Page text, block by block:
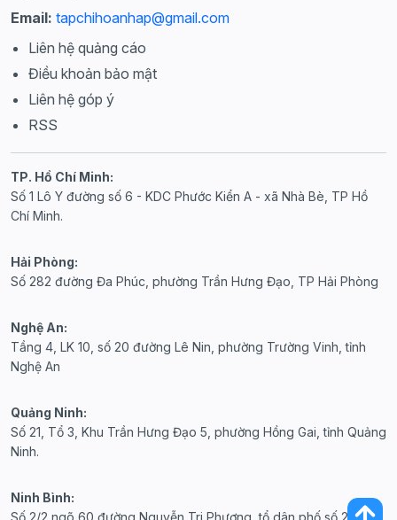
Email: tapchihoanhap@gmail.com
Liên hệ quảng cáo
Điều khoản bảo mật
Liên hệ góp ý
RSS
TP. Hồ Chí Minh:
Số 1 Lô Y đường số 6 - KDC Phước Kiển A - xã Nhà Bè, TP Hồ
Chí Minh.
Hải Phòng:
Số 282 đường Đa Phúc, phường Trần Hưng Đạo, TP Hải Phòng
Nghệ An:
Tầng 4, LK 10, số 20 đường Lê Nin, phường Trường Vinh, tỉnh
Nghệ An
Quảng Ninh:
Số 21, Tổ 3, Khu Trần Hưng Đạo 5, phường Hồng Gai, tỉnh Quảng
Ninh.
Ninh Bình: